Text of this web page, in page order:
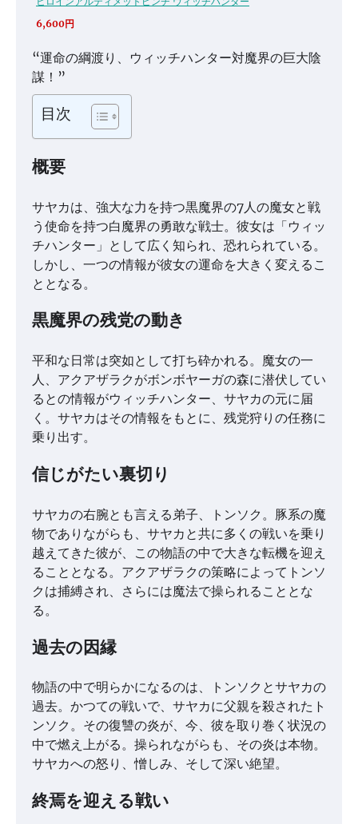
6,600円
“運命の綱渡り、ウィッチハンター対魔界の巨大陰
謀！”
目次
概要
サヤカは、強大な力を持つ黒魔界の7人の魔女と戦
う使命を持つ白魔界の勇敢な戦士。彼女は「ウィッ
チハンター」として広く知られ、恐れられている。
しかし、一つの情報が彼女の運命を大きく変えるこ
ととなる。
黒魔界の残党の動き
平和な日常は突如として打ち砕かれる。魔女の一
人、アクアザラクがボンボヤーガの森に潜伏してい
るとの情報がウィッチハンター、サヤカの元に届
く。サヤカはその情報をもとに、残党狩りの任務に
乗り出す。
信じがたい裏切り
サヤカの右腕とも言える弟子、トンソク。豚系の魔
物でありながらも、サヤカと共に多くの戦いを乗り
越えてきた彼が、この物語の中で大きな転機を迎え
ることとなる。アクアザラクの策略によってトンソ
クは捕縛され、さらには魔法で操られることとな
る。
過去の因縁
物語の中で明らかになるのは、トンソクとサヤカの
過去。かつての戦いで、サヤカに父親を殺されたト
ンソク。その復讐の炎が、今、彼を取り巻く状況の
中で燃え上がる。操られながらも、その炎は本物。
サヤカへの怒り、憎しみ、そして深い絶望。
終焉を迎える戦い